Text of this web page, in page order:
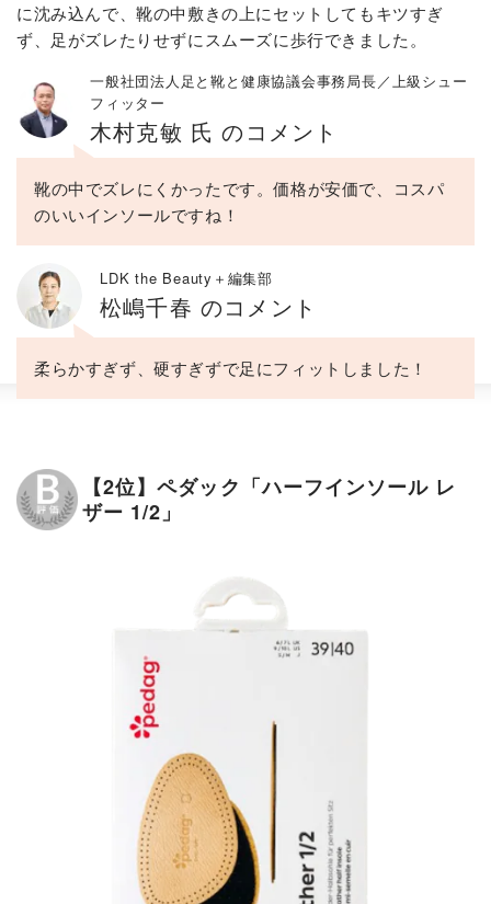
に沈み込んで、靴の中敷きの上にセットしてもキツすぎ
ず、足がズレたりせずにスムーズに歩行できました。
一般社団法人足と靴と健康協議会事務局長／上級シュー
フィッター
木村克敏 氏 のコメント
靴の中でズレにくかったです。価格が安価で、コスパ
のいいインソールですね！
LDK the Beauty＋編集部
松嶋千春 のコメント
柔らかすぎず、硬すぎずで足にフィットしました！
【2位】ペダック「ハーフインソール レ
ザー 1/2」